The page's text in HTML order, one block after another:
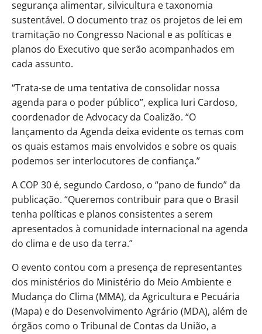
segurança alimentar, silvicultura e taxonomia
sustentável. O documento traz os projetos de lei em
tramitação no Congresso Nacional e as políticas e
planos do Executivo que serão acompanhados em
cada assunto.
“Trata-se de uma tentativa de consolidar nossa
agenda para o poder público”, explica Iuri Cardoso,
coordenador de Advocacy da Coalizão. “O
lançamento da Agenda deixa evidente os temas com
os quais estamos mais envolvidos e sobre os quais
podemos ser interlocutores de confiança.”
A COP 30 é, segundo Cardoso, o “pano de fundo” da
publicação. “Queremos contribuir para que o Brasil
tenha políticas e planos consistentes a serem
apresentados à comunidade internacional na agenda
do clima e de uso da terra.”
O evento contou com a presença de representantes
dos ministérios do Ministério do Meio Ambiente e
Mudança do Clima (MMA), da Agricultura e Pecuária
(Mapa) e do Desenvolvimento Agrário (MDA), além de
órgãos como o Tribunal de Contas da União, a